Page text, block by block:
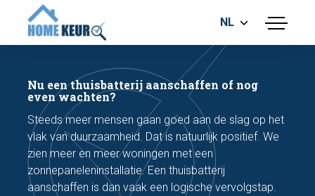
menu
BOUWKUNDIGE KEURING
ENERGIELABEL
MEETRAPPORT
FUNDERINGSRISICO ONDERZOEK
NL
Nu een thuisbatterij aanschaffen of nog
even wachten?
Steeds meer mensen gaan goed aan de slag op het
vlak van duurzaamheid. Dat is natuurlijk positief. We
zien meer en meer woningen met een
zonnepaneleninstallatie. Een thuisbatterij
aanschaffen is dan vaak een logische vervolgstap.